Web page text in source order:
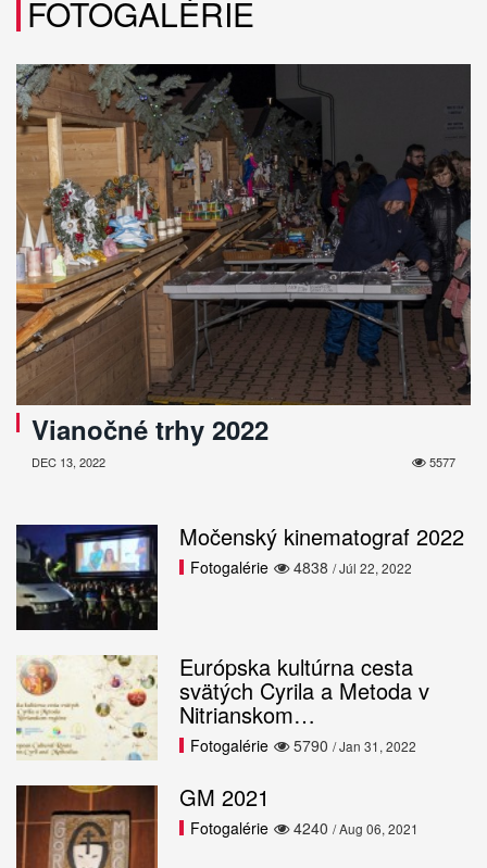
FOTOGALÉRIE
Vianočné trhy 2022
5577
DEC 13, 2022
Močenský kinematograf 2022
4838
Fotogalérie / Júl 22, 2022
Európska kultúrna cesta
svätých Cyrila a Metoda v
Nitrianskom…
5790
Fotogalérie / Jan 31, 2022
GM 2021
4240
Fotogalérie / Aug 06, 2021